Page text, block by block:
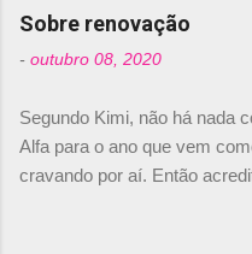
com isso,
foi
Daniele
não será o
2010. "Na
de Piquet",
Sobre renovação
- outubro 08, 2020
Segundo Kimi, não há nada
Alfa para o ano que vem
cravando por aí. Então
truth but I’ve never had an